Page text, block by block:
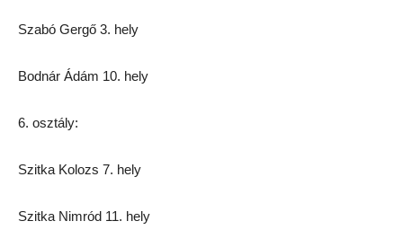
Szabó Gergő 3. hely
Bodnár Ádám 10. hely
6. osztály:
Szitka Kolozs 7. hely
Szitka Nimród 11. hely